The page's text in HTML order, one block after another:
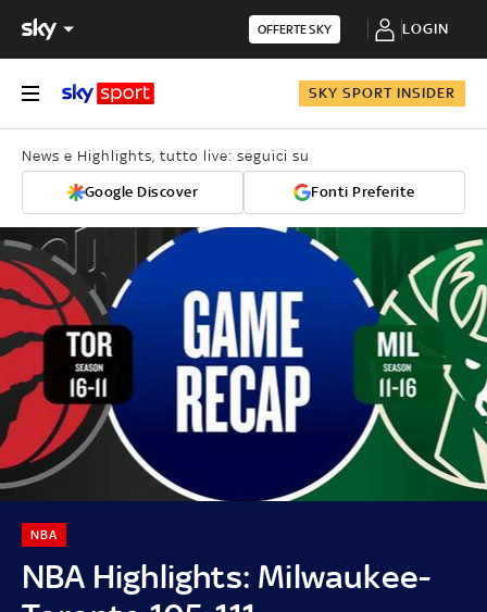
OFFERTE SKY LOGIN
SKY SPORT INSIDER
News e Highlights, tutto live: seguici su
Google Discover Fonti Preferite
NBA Highlights: Milwaukee-
NBA